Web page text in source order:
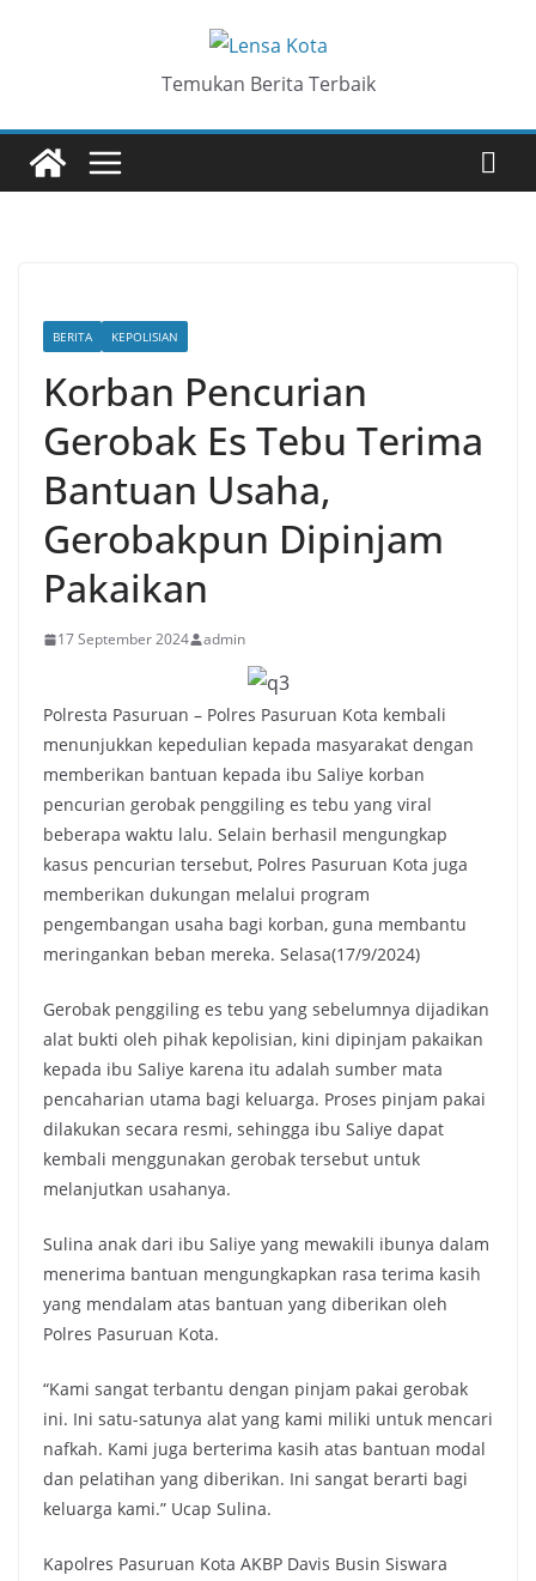
Temukan Berita Terbaik
BERITA KEPOLISIAN
Korban Pencurian
Gerobak Es Tebu Terima
Bantuan Usaha,
Gerobakpun Dipinjam
Pakaikan
17 September 2024 admin
Polresta Pasuruan – Polres Pasuruan Kota kembali
menunjukkan kepedulian kepada masyarakat dengan
memberikan bantuan kepada ibu Saliye korban
pencurian gerobak penggiling es tebu yang viral
beberapa waktu lalu. Selain berhasil mengungkap
kasus pencurian tersebut, Polres Pasuruan Kota juga
memberikan dukungan melalui program
pengembangan usaha bagi korban, guna membantu
meringankan beban mereka. Selasa(17/9/2024)
Gerobak penggiling es tebu yang sebelumnya dijadikan
alat bukti oleh pihak kepolisian, kini dipinjam pakaikan
kepada ibu Saliye karena itu adalah sumber mata
pencaharian utama bagi keluarga. Proses pinjam pakai
dilakukan secara resmi, sehingga ibu Saliye dapat
kembali menggunakan gerobak tersebut untuk
melanjutkan usahanya.
Sulina anak dari ibu Saliye yang mewakili ibunya dalam
menerima bantuan mengungkapkan rasa terima kasih
yang mendalam atas bantuan yang diberikan oleh
Polres Pasuruan Kota.
“Kami sangat terbantu dengan pinjam pakai gerobak
ini. Ini satu-satunya alat yang kami miliki untuk mencari
nafkah. Kami juga berterima kasih atas bantuan modal
dan pelatihan yang diberikan. Ini sangat berarti bagi
keluarga kami.” Ucap Sulina.
Kapolres Pasuruan Kota AKBP Davis Busin Siswara